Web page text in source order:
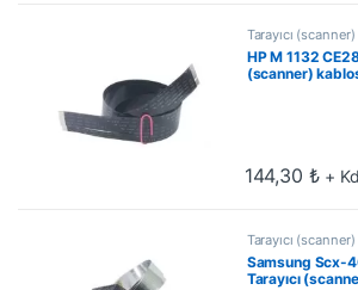
Tarayıcı
HP M 1132
(scanner)
144,30 ₺ +
Tarayıcı
Samsung Scx-
Tarayıcı